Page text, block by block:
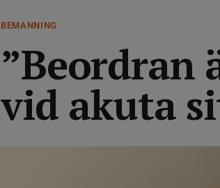
BEMANNING
”Beordran
vid akuta